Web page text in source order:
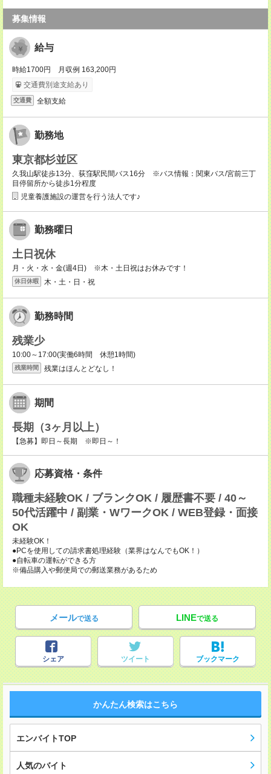
募集情報
給与
時給1700円 月収例 163,200円
交通費別途支給あり
交通費 全額支給
勤務地
東京都杉並区
久我山駅徒歩13分、荻窪駅民間バス16分 ※バス情報：関東バス/宮前三丁
目停留所から徒歩1分程度
児童養護施設の運営を行う法人です♪
勤務曜日
土日祝休
月・火・水・金(週4日) ※木・土日祝はお休みです！
休日休暇 木・土・日・祝
勤務時間
残業少
10:00～17:00(実働6時間 休憩1時間)
残業時間 残業はほんとどなし！
期間
長期（3ヶ月以上）
【急募】即日～長期 ※即日～！
応募資格・条件
職種未経験OK / ブランクOK / 履歴書不要 / 40～
50代活躍中 / 副業・WワークOK / WEB登録・面接
OK
未経験OK！
●PCを使用しての請求書処理経験（業界はなんでもOK！）
●自転車の運転ができる方
※備品購入や郵便局での郵送業務があるため
メールで送る LINEで送る
シェア ツイート ブックマーク
かんたん検索はこちら
エンバイトTOP
人気のバイト